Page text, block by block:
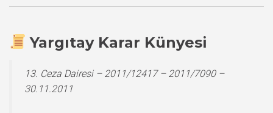
Yargıtay Karar Künyesi
13. Ceza Dairesi – 2011/12417 – 2011/7090 –
30.11.2011